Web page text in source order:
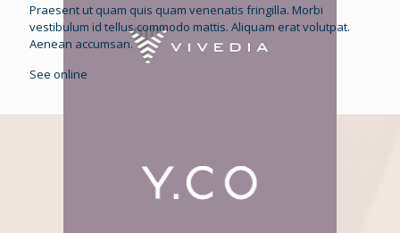
Praesent ut quam quis quam venenatis fringilla. Morbi
vestibulum id tellus commodo mattis. Aliquam erat volutpat.
Aenean accumsan.
See online